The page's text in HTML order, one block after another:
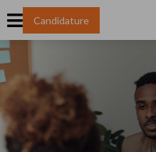
Candidature